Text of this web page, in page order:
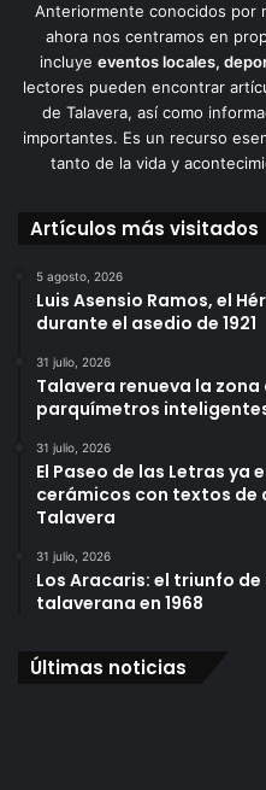
Anteriormente conocidos por
ahora nos centramos en
incluye eventos locales,
lectores pueden encontrar
de Talavera, así como
importantes. Es un recurso
tanto de la vida y
Artículos más visitados
5 agosto, 2026
Luis Asensio Ramos, el
durante el asedio de 1921
31 julio, 2026
Talavera renueva la
parquímetros
31 julio, 2026
El Paseo de las Letras ya
cerámicos con textos de
Talavera
31 julio, 2026
Los Aracaris: el triunfo
talaverana en 1968
Últimas noticias